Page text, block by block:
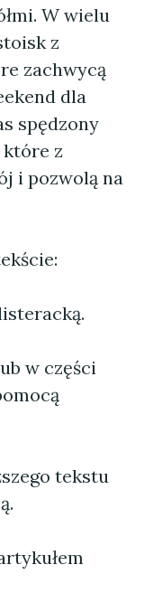
W wielu
z
zachwycą
dla
spędzony
z
i pozwolą na
w części
tekstu